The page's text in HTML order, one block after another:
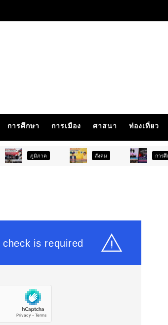
การศึกษา การเมือง ศาสนา ท่องเที่ยว